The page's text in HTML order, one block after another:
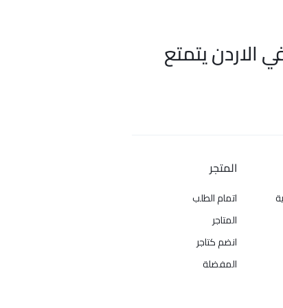
الاردن يتمتع
المتجر
اتمام الطلب
المتاجر
انضم كتاجر
المفضلة